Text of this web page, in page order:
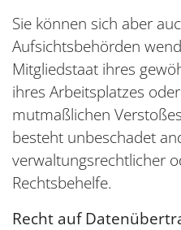
Sie können sich aber
Aufsichtsbehörden
Mitgliedstaat ihres
ihres Arbeitsplatzes
mutmaßlichen
besteht unbeschadet
verwaltungsrechtlicher
Rechtsbehelfe.
Recht auf